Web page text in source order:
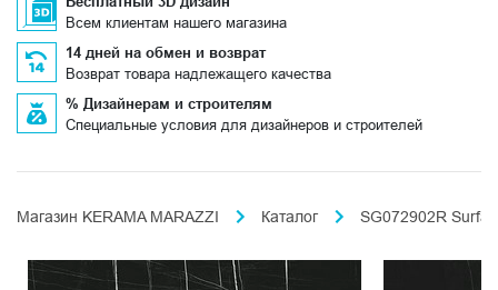
Всем клиентам нашего магазина
14 дней на обмен и возврат
Возврат товара надлежащего качества
% Дизайнерам и строителям
Специальные условия для дизайнеров и строителей
Магазин KERAMA MARAZZI Каталог SG072902R